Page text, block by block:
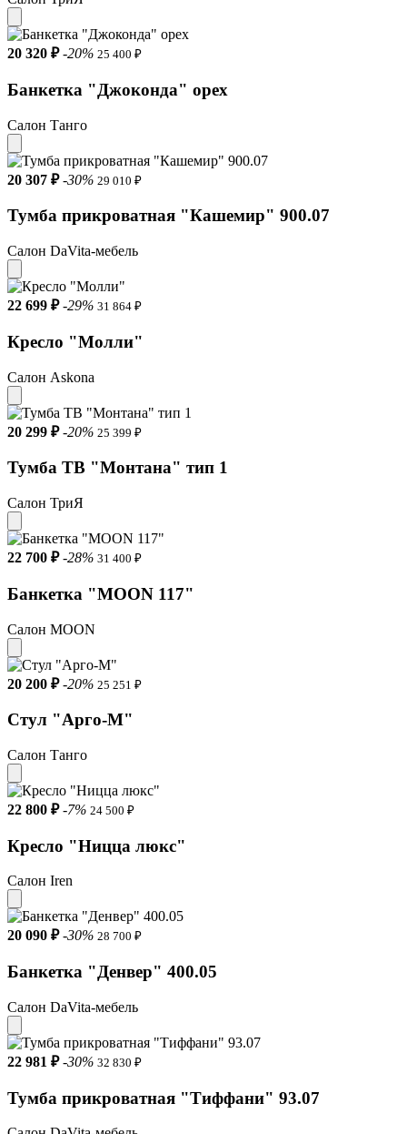
20 320 ₽ -20% 25 400 ₽
Банкетка "Джоконда" орех
Салон Танго
20 307 ₽ -30% 29 010 ₽
Тумба прикроватная "Кашемир" 900.07
Салон DaVita-мебель
22 699 ₽ -29% 31 864 ₽
Кресло "Молли"
Салон Askona
20 299 ₽ -20% 25 399 ₽
Тумба ТВ "Монтана" тип 1
Салон ТриЯ
22 700 ₽ -28% 31 400 ₽
Банкетка "MOON 117"
Салон MOON
20 200 ₽ -20% 25 251 ₽
Стул "Арго-М"
Салон Танго
22 800 ₽ -7% 24 500 ₽
Кресло "Ницца люкс"
Салон Iren
20 090 ₽ -30% 28 700 ₽
Банкетка "Денвер" 400.05
Салон DaVita-мебель
22 981 ₽ -30% 32 830 ₽
Тумба прикроватная "Тиффани" 93.07